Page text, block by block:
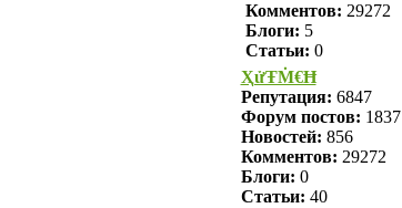
Комментов: 29272
Блоги: 5
Статьи: 0
ҲửŦṀ€Ħ
Репутация: 6847
Форум постов: 1837
Новостей: 856
Комментов: 29272
Блоги: 0
Статьи: 40